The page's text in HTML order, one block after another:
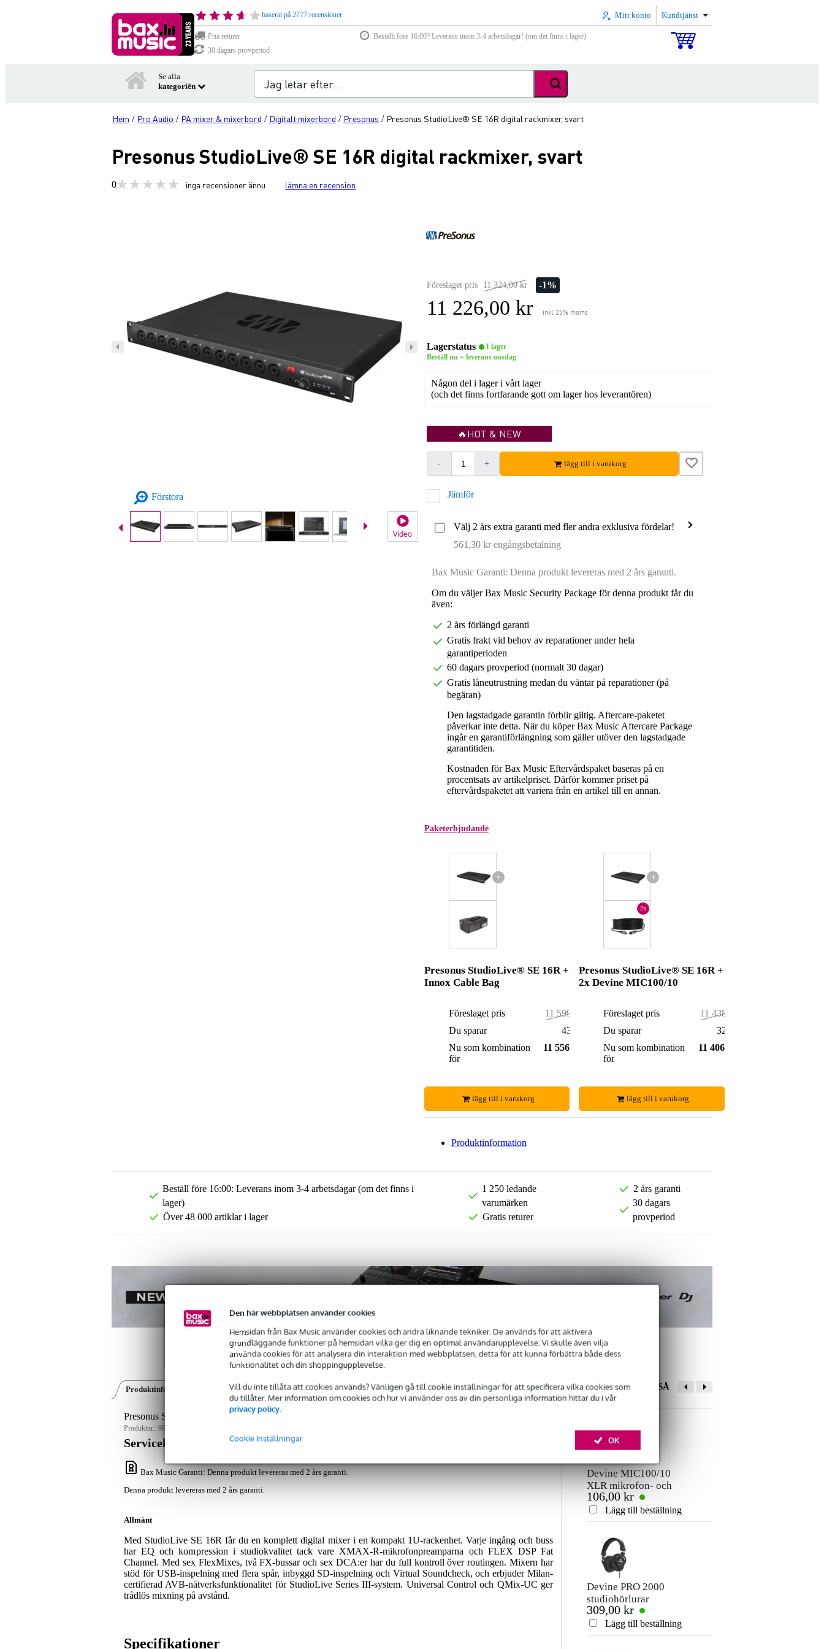
Den här webbplatsen använder cookies
Hemsidan från Bax Music använder cookies och andra liknande tekniker. De används för att aktivera
grundläggande funktioner på hemsidan vilka ger dig en optimal användarupplevelse. Vi skulle även vilja
använda cookies för att analysera din interaktion med webbplatsen, detta för att kunna förbättra både dess
funktionalitet och din shoppingupplevelse.
Vill du inte tillåta att cookies används? Vänligen gå till cookie inställningar för att specificera vilka cookies som
du tillåter. Mer information om cookies och hur vi använder oss av din personliga information hittar du i vår
privacy policy.
OK
Cookie Inställningar
baserat på 2777 recensioner Mitt konto Kundtjänst
Fria returer
Beställt före 16:00? Leverans inom 3-4 arbetsdagar! (om det finns i lager)
30 dagars provperiod
Se alla
kategoriën
Hem / Pro Audio / PA mixer & mixerbord / Digitalt mixerbord / Presonus / Presonus StudioLive® SE 16R digital rackmixer, svart
Presonus StudioLive® SE 16R digital rackmixer, svart
0 inga recensioner ännu lämna en recension
Förstora
Video
Föreslaget pris 11 324,00 kr -1%
11 226,00 kr inkl. 25% moms
Lagerstatus
I lager
Beställ nu = leverans onsdag
Någon del i lager i vårt lager
(och det finns fortfarande gott om lager hos leverantören)
🔥HOT & NEW
- + lägg till i varukorg
Jämför
Välj 2 års extra garanti med fler andra exklusiva fördelar!
561,30 kr engångsbetalning
Bax Music Garanti: Denna produkt levereras med 2 års garanti.
Om du väljer Bax Music Security Package för denna produkt får du
även:
2 års förlängd garanti
Gratis frakt vid behov av reparationer under hela
garantiperioden
60 dagars provperiod (normalt 30 dagar)
Gratis låneutrustning medan du väntar på reparationer (på
begäran)
Den lagstadgade garantin förblir giltig. Aftercare-paketet
påverkar inte detta. När du köper Bax Music Aftercare Package
ingår en garantiförlängning som gäller utöver den lagstadgade
garantitiden.
Kostnaden för Bax Music Eftervårdspaket baseras på en
procentsats av artikelpriset. Därför kommer priset på
eftervårdspaketet att variera från en artikel till en annan.
Paketerbjudande
+
Presonus StudioLive® SE 16R +
Innox Cable Bag
Föreslaget pris
11 599,00 kr
Du sparar
43,00 kr
Nu som kombination
för
11 556,00 kr
lägg till i varukorg
+
2x
Presonus StudioLive® SE 16R +
2x Devine MIC100/10
Föreslaget pris
11 438,00 kr
Du sparar
32,00 kr
Nu som kombination
för
11 406,00 kr
lägg till i varukorg
Produktinformation
Beställ före 16:00: Leverans inom 3-4 arbetsdagar (om det finns i
lager)
Över 48 000 artiklar i lager
1 250 ledande
varumärken
Gratis returer
2 års garanti
30 dagars
provperiod
Produktinformation Videor (1) Recensioner(0) Nedladdningar (3)
Presonus StudioLive® SE 16R digital rackmixer, svart
Produktnr.: 9000-0152-5695
Servicelöfte
Bax Music Garanti: Denna produkt levereras med 2 års garanti.
Denna produkt levereras med 2 års garanti.
Allmänt
Med StudioLive SE 16R får du en komplett digital mixer i en kompakt 1U-rackenhet. Varje ingång och buss
har EQ och kompression i studiokvalitet tack vare XMAX-R-mikrofonpreamparna och FLEX DSP Fat
Channel. Med sex FlexMixes, två FX-bussar och sex DCA:er har du full kontroll över routingen. Mixern har
stöd för USB-inspelning med flera spår, inbyggd SD-inspelning och Virtual Soundcheck, och erbjuder Milan-
certifierad AVB-nätverksfunktionalitet för StudioLive Series III-system. Universal Control och QMix-UC ger
trådlös mixning på avstånd.
Specifikationer
ANDRA KÖPTE OCKSÅ
Devine MIC100/10
XLR mikrofon- och
signalkabel 10
meter
106,00 kr
Lägg till beställning
Devine PRO 2000
studiohörlurar
309,00 kr
Lägg till beställning